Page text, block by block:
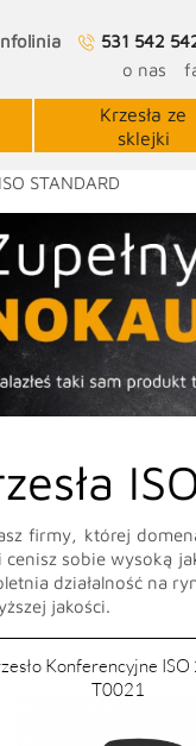
531 542
o nas
Krzesła ze
sklejki
STANDARD
firmy, której
cenisz sobie wysoką
działalność na
jakości.
Konferencyjne ISO
T0021